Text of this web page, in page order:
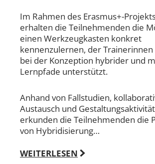
Im Rahmen des Erasmus+-
erhalten die Teilnehmenden die
einen Werkzeugkasten konkret
kennenzulernen, der
bei der Konzeption hybrider und
Lernpfade unterstützt.
Anhand von Fallstudien,
Austausch und
erkunden die Teilnehmenden die
von Hybridisierung…
WEITERLESEN